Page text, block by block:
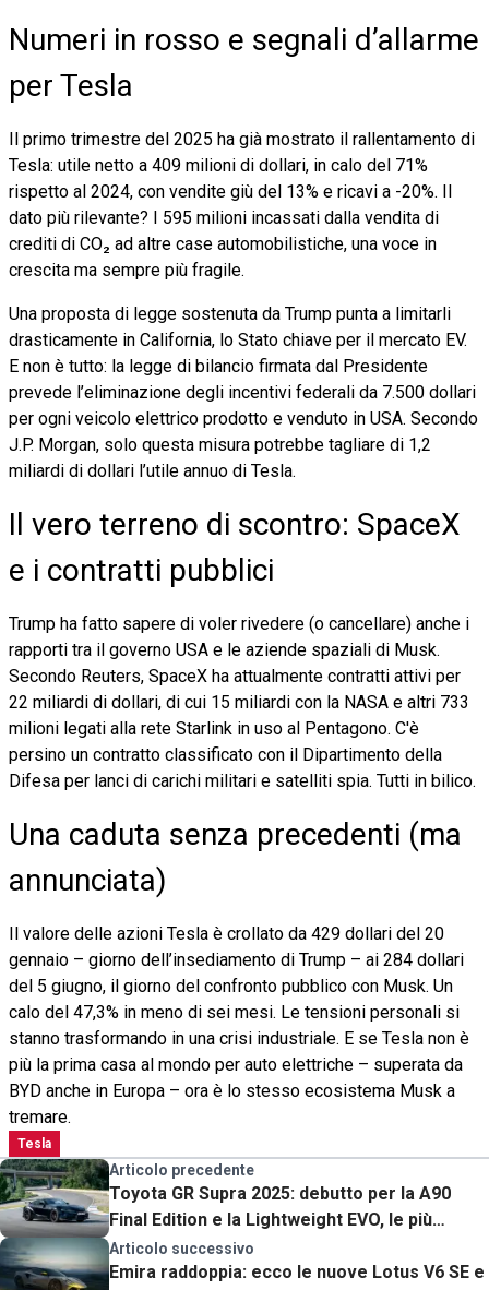
Numeri in rosso e segnali d’allarme
per Tesla
Il primo trimestre del 2025 ha già mostrato il rallentamento di
Tesla: utile netto a 409 milioni di dollari, in calo del 71%
rispetto al 2024, con vendite giù del 13% e ricavi a -20%. Il
dato più rilevante? I 595 milioni incassati dalla vendita di
crediti di CO₂ ad altre case automobilistiche, una voce in
crescita ma sempre più fragile.
Una proposta di legge sostenuta da Trump punta a limitarli
drasticamente in California, lo Stato chiave per il mercato EV.
E non è tutto: la legge di bilancio firmata dal Presidente
prevede l’eliminazione degli incentivi federali da 7.500 dollari
per ogni veicolo elettrico prodotto e venduto in USA. Secondo
J.P. Morgan, solo questa misura potrebbe tagliare di 1,2
miliardi di dollari l’utile annuo di Tesla.
Il vero terreno di scontro: SpaceX
e i contratti pubblici
Trump ha fatto sapere di voler rivedere (o cancellare) anche i
rapporti tra il governo USA e le aziende spaziali di Musk.
Secondo Reuters, SpaceX ha attualmente contratti attivi per
22 miliardi di dollari, di cui 15 miliardi con la NASA e altri 733
milioni legati alla rete Starlink in uso al Pentagono. C'è
persino un contratto classificato con il Dipartimento della
Difesa per lanci di carichi militari e satelliti spia. Tutti in bilico.
Una caduta senza precedenti (ma
annunciata)
Il valore delle azioni Tesla è crollato da 429 dollari del 20
gennaio – giorno dell’insediamento di Trump – ai 284 dollari
del 5 giugno, il giorno del confronto pubblico con Musk. Un
calo del 47,3% in meno di sei mesi. Le tensioni personali si
stanno trasformando in una crisi industriale. E se Tesla non è
più la prima casa al mondo per auto elettriche – superata da
BYD anche in Europa – ora è lo stesso ecosistema Musk a
tremare.
Tesla
Articolo precedente
Toyota GR Supra 2025: debutto per la A90
Final Edition e la Lightweight EVO, le più
estreme di sempre
Articolo successivo
Emira raddoppia: ecco le nuove Lotus V6 SE e